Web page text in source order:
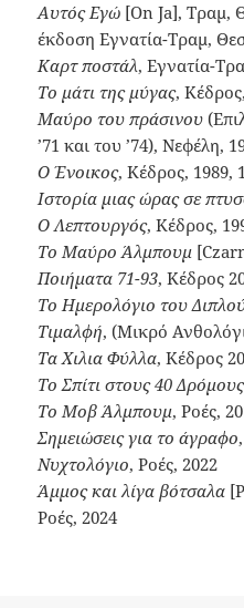
Αυτός Εγώ [On Ja], Τραμ,
έκδοση Εγνατία-Τραμ,
Καρτ ποστάλ, Εγνατία-
Το μάτι της μύγας,
Μαύρο του πράσινου
’71 και του ’74), Νεφέλη,
Ο Ένοικος, Κέδρος, 1989,
Ιστορία μιας ώρας σε
Ο Λεπτουργός, Κέδρος,
Το Μαύρο Άλμπουμ
Ποιήματα 71-93, Κέδρος
Το Ημερολόγιο του
Τιμαλφή, (Μικρό
Τα Χιλια Φύλλα, Κέδρος
Το Σπίτι στους 40 Δρόμους
Το Μοβ Άλμπουμ, Ροές,
Σημειώσεις για το άγραφο
Νυχτολόγιο, Ροές, 2022
Άμμος και λίγα βότσαλα
Ροές, 2024